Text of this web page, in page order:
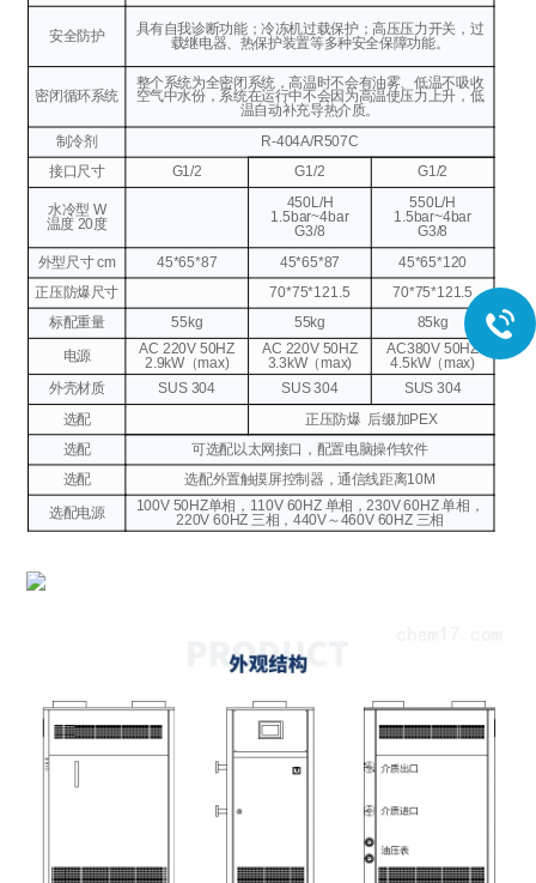
安全防护
具有自我诊断功能；冷冻机过载保护；高压压力开关，过
载继电器、热保护装置等多种安全保障功能。
密闭循环系统
整个系统为全密闭系统，高温时不会有油雾、低温不吸收
空气中水份，系统在运行中不会因为高温使压力上升，低
温自动补充导热介质。
制冷剂
R-404A/R507C
接口尺寸 G1/2 G1/2 G1/2
水冷型 W
温度 20度
450L/H
1.5bar~4bar
G3/8
550L/H
1.5bar~4bar
G3/8
外型尺寸 cm 45*65*87 45*65*87
45*65*120
正压防爆尺寸
70*75*121.5
70*75*121.5
标配重量
55kg 55kg 85kg
电源 AC 220V 50HZ
2.9kW（max)
AC 220V 50HZ
3.3kW（max)
AC380V 50HZ
4.5kW（max)
外壳材质 SUS 304 SUS 304
SUS 304
选配
正压防爆 后缀加PEX
选配
可选配以太网接口，配置电脑操作软件
选配
选配外置触摸屏控制器，通信线距离10M
选配电源 100V 50HZ单相，110V 60HZ 单相，230V 60HZ 单相，
220V 60HZ 三相，440V～460V 60HZ 三相